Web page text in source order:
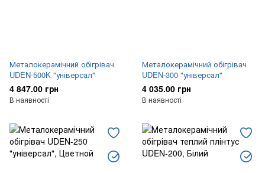
Металокерамічний обігрівач
UDEN-500K "універсал"
4 847.00 грн
В наявності
Металокерамічний обігрівач
UDEN-300 "універсал"
4 035.00 грн
В наявності